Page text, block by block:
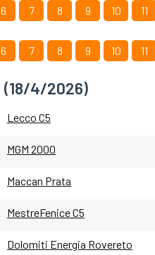
6 7 8 9 10
11
6 7 8 9 10 11
(18/4/2026)
Lecco C5
MGM 2000
Maccan Prata
MestreFenice C5
Dolomiti Energia Rovereto